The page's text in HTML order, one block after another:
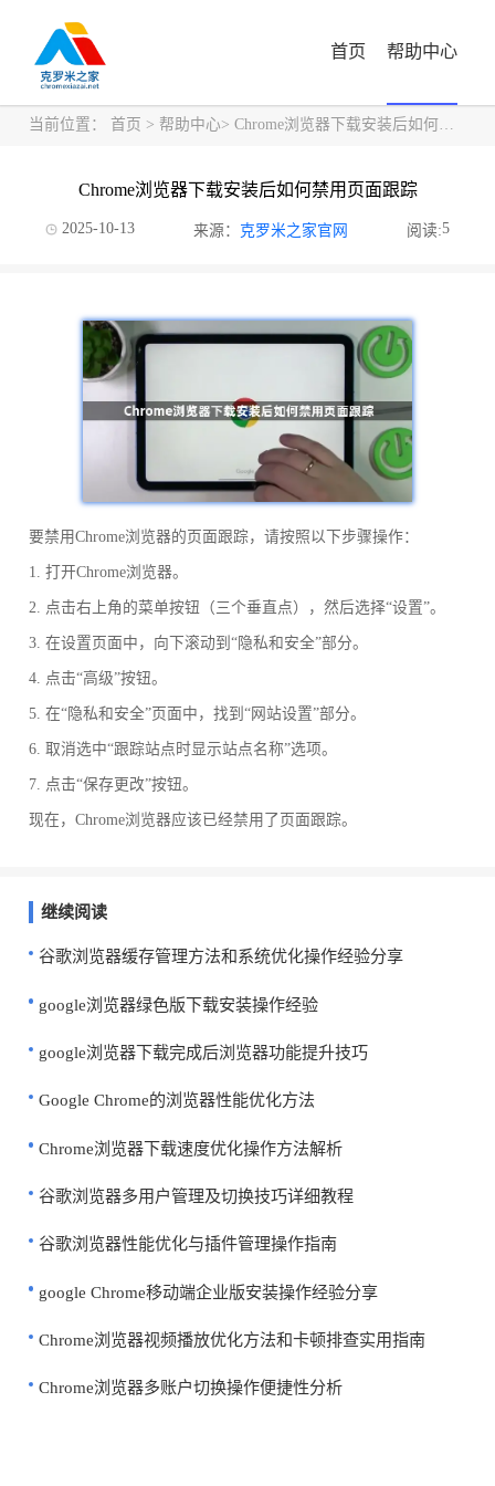
首页 帮助中心
当前位置： 首页 > 帮助中心> Chrome浏览器下载安装后如何禁用页面跟踪
Chrome浏览器下载安装后如何禁用页面跟踪
2025-10-13 来源： 克罗米之家官网 阅读:5
要禁用Chrome浏览器的页面跟踪，请按照以下步骤操作：
1. 打开Chrome浏览器。
2. 点击右上角的菜单按钮（三个垂直点），然后选择“设置”。
3. 在设置页面中，向下滚动到“隐私和安全”部分。
4. 点击“高级”按钮。
5. 在“隐私和安全”页面中，找到“网站设置”部分。
6. 取消选中“跟踪站点时显示站点名称”选项。
7. 点击“保存更改”按钮。
现在，Chrome浏览器应该已经禁用了页面跟踪。
继续阅读
谷歌浏览器缓存管理方法和系统优化操作经验分享
google浏览器绿色版下载安装操作经验
google浏览器下载完成后浏览器功能提升技巧
Google Chrome的浏览器性能优化方法
Chrome浏览器下载速度优化操作方法解析
谷歌浏览器多用户管理及切换技巧详细教程
谷歌浏览器性能优化与插件管理操作指南
google Chrome移动端企业版安装操作经验分享
Chrome浏览器视频播放优化方法和卡顿排查实用指南
Chrome浏览器多账户切换操作便捷性分析